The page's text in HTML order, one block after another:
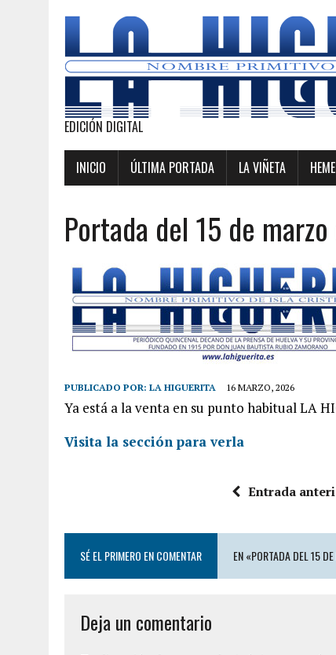
EDICIÓN DIGITAL
INICIO ÚLTIMA PORTADA LA VIÑETA
Portada del 15 de
PUBLICADO POR: LA HIGUERITA 16 MARZO, 2026
Ya está a la venta en su punto habitual LA
Visita la sección para verla
Entrada
SÉ EL PRIMERO EN COMENTAR EN «PORTADA DEL 15
Deja un comentario